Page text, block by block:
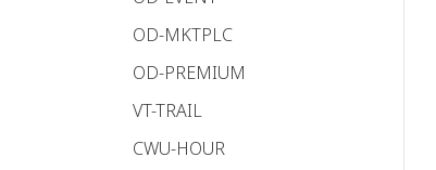
OD-MKTPLC
OD-PREMIUM
VT-TRAIL
CWU-HOUR